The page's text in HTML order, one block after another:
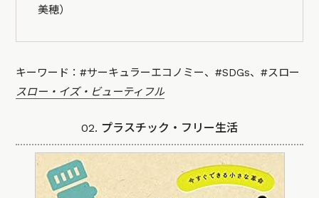
美穂）
キーワード：#サーキュラーエコノミー、#SDGs、#スロー
スロー・イズ・ビューティフル
02. プラスチック・フリー生活